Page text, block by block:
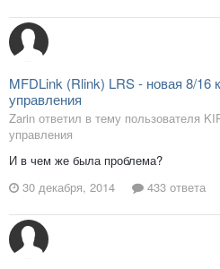
MFDLink (Rlink) LRS - новая 8/16
управления
Zarin ответил в тему пользователя
управления
И в чем же была проблема?
30 декабря, 2014
433 ответа